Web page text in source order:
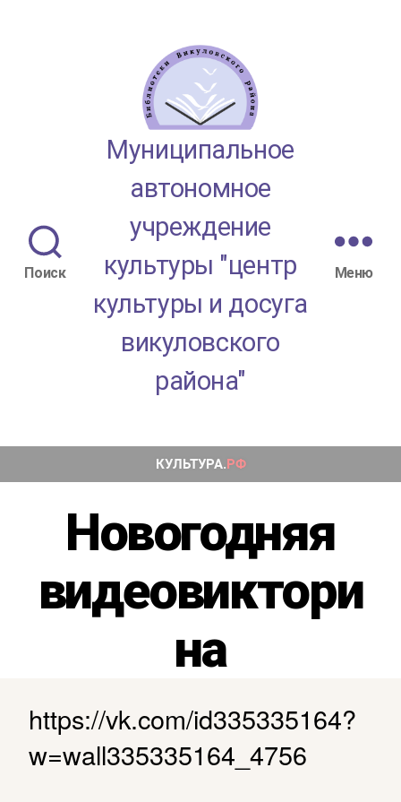
Поиск
МАУК
"ЦКД
района"
Муниципальное
автономное
учреждение
культуры "центр
культуры и досуга
викуловского
района"
Меню
Рубрики
Новогодняя
видеовиктори
на
https://vk.com/id335335164?
w=wall335335164_4756